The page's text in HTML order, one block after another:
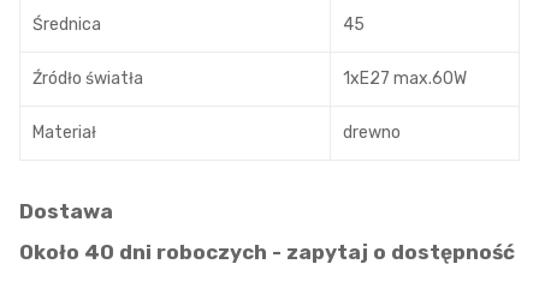
Średnica 45
Źródło światła 1xE27 max.60W
Materiał drewno
Dostawa
Około 40 dni roboczych - zapytaj o dostępność